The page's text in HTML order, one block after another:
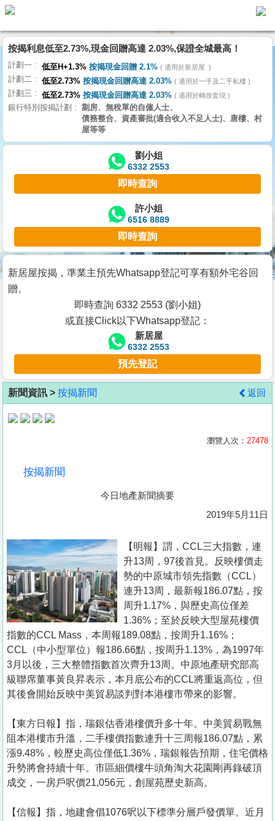
代
理
主
頁
搵
樓/
交
業
主
宅
谷
按
客
地
產
置
業
手
冊
關
於
我
們
按揭利息低至2.73%,現金回贈高達 2.03%,保證全城最高！
計劃一 低至H+1.3% 按揭現金回贈 2.1% 適用於新居屋
計劃二 低至2.73% 按揭現金回贈高達 2.03% 適用於一手及二手私樓
計劃三 低至2.73% 按揭現金回贈高達 2.03% 適用於轉按套現
銀行特別按揭計劃
劏房、無稅單的自僱人士、
債務整合、資產審批(適合收入不足人士)、唐樓、村
屋等等
劉小姐
6332 2553
即時查詢
許小姐
6516 8889
即時查詢
新居屋按揭，準業主預先Whatsapp登記可享有額外宅谷回
贈。
即時查詢 6332 2553 (劉小姐)
或直接Click以下Whatsapp登記：
新居屋
6332 2553
預先登記
新聞資訊 > 按揭新聞 返回
瀏覽人次： 27478
按揭新聞
今日地產新聞摘要
2019年5月11日
【明報】謂，CCL三大指數，連
升13周，97後首見。反映樓價走
勢的中原城市領先指數（CCL）
連升13周，最新報186.07點，按
周升1.17%，與歷史高位僅差
1.36%；至於反映大型屋苑樓價
指數的CCL Mass，本周報189.08點，按周升1.16%；
CCL（中小型單位）報186.66點，按周升1.13%，為1997年
3月以後，三大整體指數首次齊升13周。中原地產研究部高
級聯席董事黃良昇表示，本月底公布的CCL將重返高位，但
其後會開始反映中美貿易談判對本港樓市帶來的影響。
【東方日報】指，瑞銀估香港樓價升多十年。中美貿易戰無
阻本港樓市升溫，二手樓價指數連升十三周報186.07點，累
漲9.48%，較歷史高位僅低1.36%，瑞銀報告預期，住宅價格
升勢將會持續十年。市區細價樓牛頭角淘大花園剛再錄破頂
成交，一房戶呎價21,056元，創屋苑歷史新高。
【信報】指，地建會倡1076呎以下標準分層戶發價單。近月